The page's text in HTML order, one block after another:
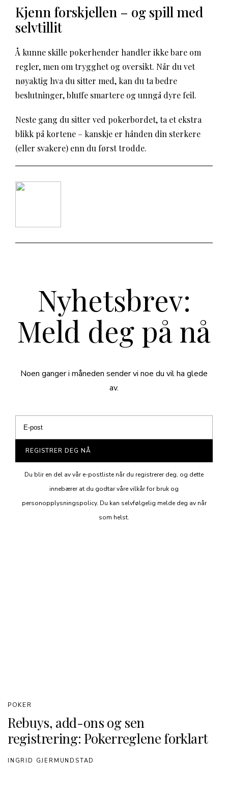
Kjenn forskjellen – og spill med
selvtillit
Å kunne skille pokerhender handler ikke bare om
regler, men om trygghet og oversikt. Når du vet
nøyaktig hva du sitter med, kan du ta bedre
beslutninger, bluffe smartere og unngå dyre feil.
Neste gang du sitter ved pokerbordet, ta et ekstra
blikk på kortene – kanskje er hånden din sterkere
(eller svakere) enn du først trodde.
Nyhetsbrev:
Meld deg på nå
Noen ganger i måneden sender vi noe du vil ha glede
av.
REGISTRER DEG NÅ
Du blir en del av vår e-postliste når du registrerer deg, og dette
innebærer at du godtar våre vilkår for bruk og
personopplysningspolicy. Du kan selvfølgelig melde deg av når
som helst.
Rebuys, add-ons og sen
registrering: Pokerreglene forklart
POKER
INGRID GJERMUNDSTAD